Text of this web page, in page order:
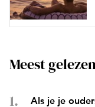
Meest
Als je je